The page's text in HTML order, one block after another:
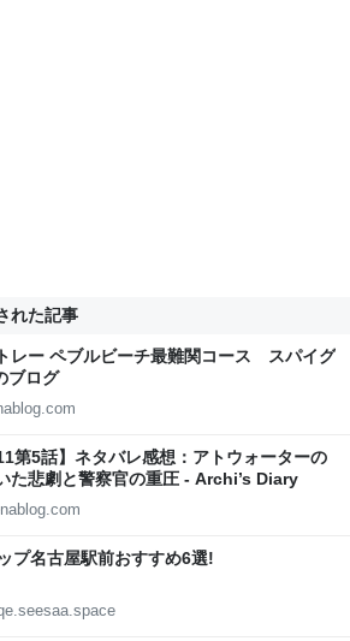
れた記事
レー ペブルビーチ最難関コース スパイグ
ブログ
第5話】ネタバレ感想：アトウォーターの
た悲劇と警察官の重圧 - Archi’s Diary
プ名古屋駅前おすすめ6選!